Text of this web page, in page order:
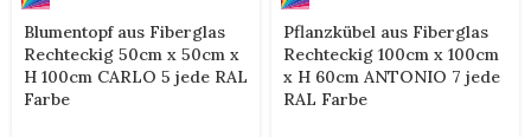
Blumentopf aus Fiberglas
Rechteckig 50cm x 50cm x
H 100cm CARLO 5 jede RAL
Farbe
Pflanzkübel aus Fiberglas
Rechteckig 100cm x 100cm
x H 60cm ANTONIO 7 jede
RAL Farbe